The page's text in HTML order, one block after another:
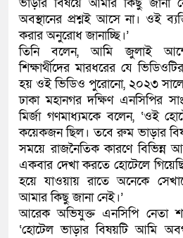
অবস্থানের প্রশ্নই আসে না। ওই
করার অনুরোধ জানাচ্ছি।’
তিনি বলেন, আমি জুলাই
শিক্ষার্থীদের মারধরের যে
হয় ওই ভিডিও পুরোনো, ২০২৩
ঢাকা মহানগর দক্ষিণ এনসিপির
মির্জা গণমাধ্যমকে বলেন, ‘ওই
কয়েকজন ছিল। তবে রুম ভাড়ার
সময়ে রাজনৈতিক কারণে
একবার দেখা করতে হোটেলে
হয়ে যাওয়ায় রাতে অনেকে
আমার কিছু জানা নেই।’
আরেক অভিযুক্ত এনসিপি নেতা
‘হোটেল ভাড়ার বিষয়টি আমি